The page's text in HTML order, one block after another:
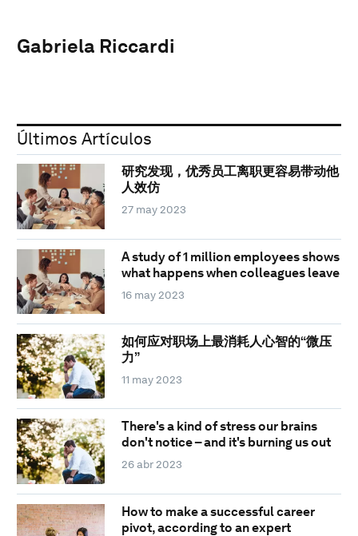
Gabriela Riccardi
Últimos Artículos
研究发现，优秀员工离职更容易带动他
人效仿
27 may 2023
A study of 1 million employees shows
what happens when colleagues leave
16 may 2023
如何应对职场上最消耗人心智的“微压
力”
11 may 2023
There's a kind of stress our brains
don't notice – and it's burning us out
26 abr 2023
How to make a successful career
pivot, according to an expert